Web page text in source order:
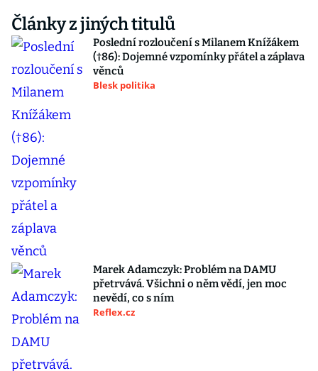
Články z jiných titulů
Poslední rozloučení s Milanem Knížákem
(†86): Dojemné vzpomínky přátel a záplava
věnců
Blesk politika
Marek Adamczyk: Problém na DAMU
přetrvává. Všichni o něm vědí, jen moc
nevědí, co s ním
Reflex.cz